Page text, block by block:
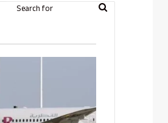
Article
Switch skin
Search